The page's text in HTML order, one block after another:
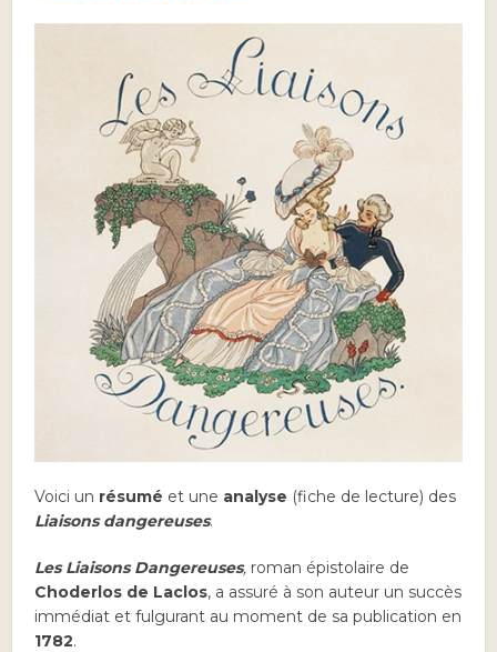
Voici un résumé et une analyse (fiche de lecture) des
Liaisons dangereuses.
Les Liaisons Dangereuses, roman épistolaire de
Choderlos de Laclos, a assuré à son auteur un succès
immédiat et fulgurant au moment de sa publication en
1782.